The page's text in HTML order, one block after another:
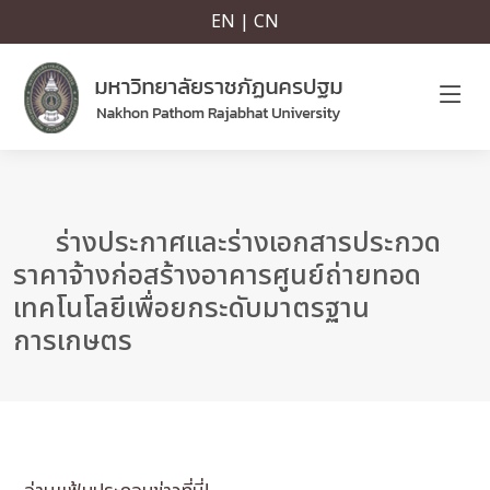
EN | CN
ร่างประกาศและร่างเอกสารประกวด
ราคาจ้างก่อสร้างอาคารศูนย์ถ่ายทอด
เทคโนโลยีเพื่อยกระดับมาตรฐาน
การเกษตร